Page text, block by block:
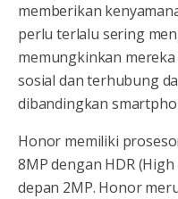
memberikan
perlu terlalu sering
memungkinkan
sosial dan terhubung
dibandingkan
Honor memiliki
8MP dengan HDR
depan 2MP. Honor